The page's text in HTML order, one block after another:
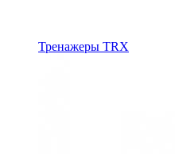
Тренажеры TRX